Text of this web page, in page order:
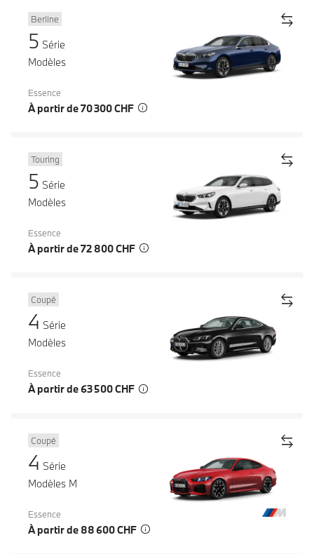
Berline
5 Série
Modèles
Essence
À partir de 70 300 CHF
Touring
5 Série
Modèles
Essence
À partir de 72 800 CHF
Coupé
4 Série
Modèles
Essence
À partir de 63 500 CHF
Coupé
4 Série
Modèles M
Essence
À partir de 88 600 CHF